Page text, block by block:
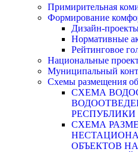
Примирительная
Формирование
Дизайн-
Нормативные
Рейтинговое
Национальные
Муниципальный
Схемы размещения
СХЕМА
СХЕМА
ОБЪЕКТОВ